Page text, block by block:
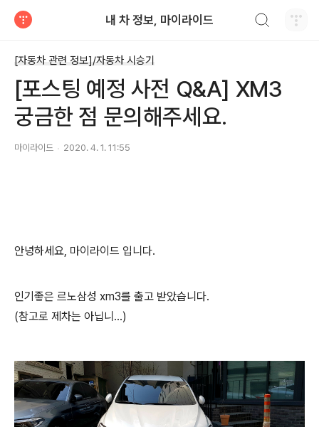
내 차 정보, 마이라이드
[자동차 관련 정보]/자동차 시승기
[포스팅 예정 사전 Q&A] XM3
궁금한 점 문의해주세요.
마이라이드 2020. 4. 1. 11:55
안녕하세요, 마이라이드 입니다.
인기좋은 르노삼성 xm3를 출고 받았습니다.
(참고로 제차는 아닙니...)